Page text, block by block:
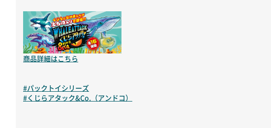
商品詳細はこちら
#パックトイシリーズ
#くじらアタック&Co.（アンドコ）